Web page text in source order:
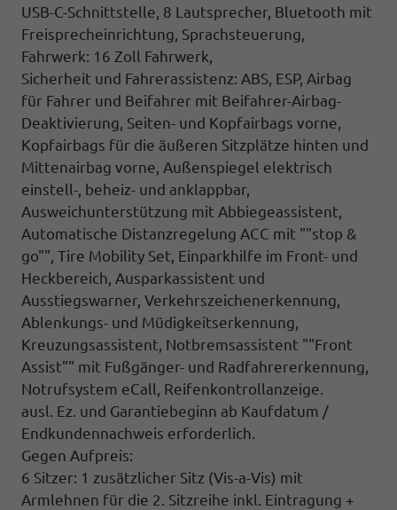
USB-C-Schnittstelle, 8 Lautsprecher, Bluetooth mit
Freisprecheinrichtung, Sprachsteuerung,
Fahrwerk: 16 Zoll Fahrwerk,
Sicherheit und Fahrerassistenz: ABS, ESP, Airbag
für Fahrer und Beifahrer mit Beifahrer-Airbag-
Deaktivierung, Seiten- und Kopfairbags vorne,
Kopfairbags für die äußeren Sitzplätze hinten und
Mittenairbag vorne, Außenspiegel elektrisch
einstell-, beheiz- und anklappbar,
Ausweichunterstützung mit Abbiegeassistent,
Automatische Distanzregelung ACC mit ""stop &
go"", Tire Mobility Set, Einparkhilfe im Front- und
Heckbereich, Ausparkassistent und
Ausstiegswarner, Verkehrszeichenerkennung,
Ablenkungs- und Müdigkeitserkennung,
Kreuzungsassistent, Notbremsassistent ""Front
Assist"" mit Fußgänger- und Radfahrererkennung,
Notrufsystem eCall, Reifenkontrollanzeige.
ausl. Ez. und Garantiebeginn ab Kaufdatum /
Endkundennachweis erforderlich.
Gegen Aufpreis:
6 Sitzer: 1 zusätzlicher Sitz (Vis-a-Vis) mit
Armlehnen für die 2. Sitzreihe inkl. Eintragung +